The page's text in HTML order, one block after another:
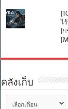
ไ
[
คลังเก็บ